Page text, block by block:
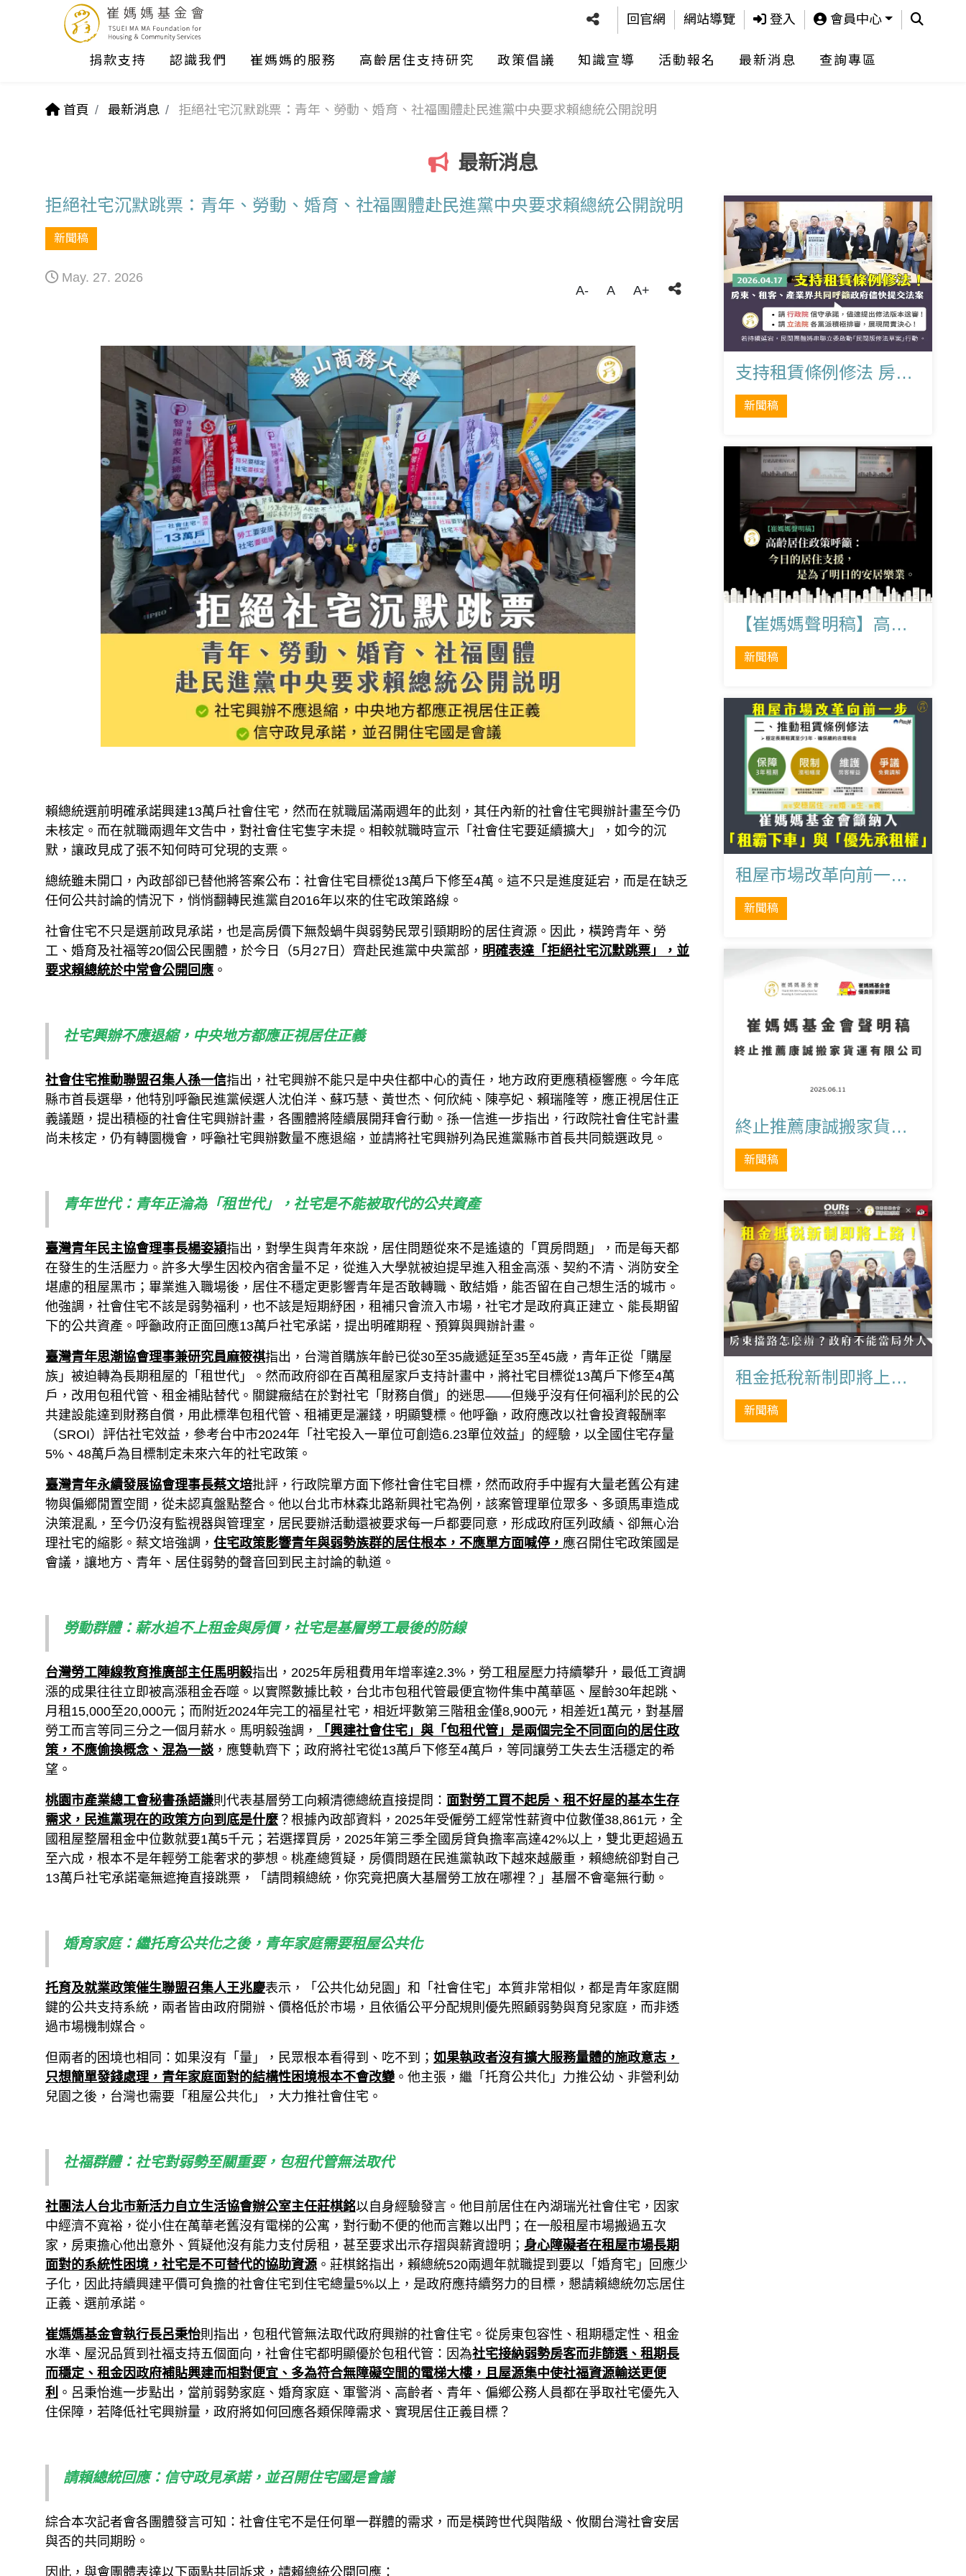
回官網 網站導覽 登入 會員中心 查詢
捐款支持 認識我們 崔媽媽的服務 高齡居住支持研究 政策倡議 知識宣導 活動報名 最新消息 查詢專區
首頁 最新消息 拒絕社宅沉默跳票：青年、勞動、婚育、社福團體赴民進黨中央要求賴總統公開說明
最新消息
拒絕社宅沉默跳票：青年、勞動、婚育、社福團體赴民進黨中央要求賴總統公開說明
新聞稿
May. 27. 2026
A-
A A+
賴總統選前明確承諾興建13萬戶社會住宅，然而在就職屆滿兩週年的此刻，其任內新的社會住宅興辦計畫至今仍
未核定。而在就職兩週年文告中，對社會住宅隻字未提。相較就職時宣示「社會住宅要延續擴大」，如今的沉
默，讓政見成了張不知何時可兌現的支票。
總統雖未開口，內政部卻已替他將答案公布：社會住宅目標從13萬戶下修至4萬。這不只是進度延宕，而是在缺乏
任何公共討論的情況下，悄悄翻轉民進黨自2016年以來的住宅政策路線。
社會住宅不只是選前政見承諾，也是高房價下無殼蝸牛與弱勢民眾引頸期盼的居住資源。因此，橫跨青年、勞
工、婚育及社福等20個公民團體，於今日（5月27日）齊赴民進黨中央黨部， 明確表達「拒絕社宅沉默跳票」，並
要求賴總統於中常會公開回應 。
社宅興辦不應退縮，中央地方都應正視居住正義
社會住宅推動聯盟召集人孫一信指出，社宅興辦不能只是中央住都中心的責任，地方政府更應積極響應。今年底
縣市首長選舉，他特別呼籲民進黨候選人沈伯洋、蘇巧慧、黃世杰、何欣純、陳亭妃、賴瑞隆等，應正視居住正
義議題，提出積極的社會住宅興辦計畫，各團體將陸續展開拜會行動。孫一信進一步指出，行政院社會住宅計畫
尚未核定，仍有轉圜機會，呼籲社宅興辦數量不應退縮，並請將社宅興辦列為民進黨縣市首長共同競選政見。
青年世代：青年正淪為「租世代」，社宅是不能被取代的公共資產
臺灣青年民主協會理事長楊姿潁指出，對學生與青年來說，居住問題從來不是遙遠的「買房問題」，而是每天都
在發生的生活壓力。許多大學生因校內宿舍量不足，從進入大學就被迫提早進入租金高漲、契約不清、消防安全
堪慮的租屋黑市；畢業進入職場後，居住不穩定更影響青年是否敢轉職、敢結婚，能否留在自己想生活的城市。
他強調，社會住宅不該是弱勢福利，也不該是短期紓困，租補只會流入市場，社宅才是政府真正建立、能長期留
下的公共資產。呼籲政府正面回應13萬戶社宅承諾，提出明確期程、預算與興辦計畫。
臺灣青年思潮協會理事兼研究員麻筱祺指出，台灣首購族年齡已從30至35歲遞延至35至45歲，青年正從「購屋
族」被迫轉為長期租屋的「租世代」。然而政府卻在百萬租屋家戶支持計畫中，將社宅目標從13萬戶下修至4萬
戶，改用包租代管、租金補貼替代。關鍵癥結在於對社宅「財務自償」的迷思——但幾乎沒有任何福利於民的公
共建設能達到財務自償，用此標準包租代管、租補更是灑錢，明顯雙標。他呼籲，政府應改以社會投資報酬率
（SROI）評估社宅效益，參考台中市2024年「社宅投入一單位可創造6.23單位效益」的經驗，以全國住宅存量
5%、48萬戶為目標制定未來六年的社宅政策。
臺灣青年永續發展協會理事長蔡文培批評，行政院單方面下修社會住宅目標，然而政府手中握有大量老舊公有建
物與偏鄉閒置空間，從未認真盤點整合。他以台北市林森北路新興社宅為例，該案管理單位眾多、多頭馬車造成
決策混亂，至今仍沒有監視器與管理室，居民要辦活動還被要求每一戶都要同意，形成政府匡列政績、卻無心治
理社宅的縮影。蔡文培強調， 住宅政策影響青年與弱勢族群的居住根本，不應單方面喊停， 應召開住宅政策國是
會議，讓地方、青年、居住弱勢的聲音回到民主討論的軌道。
勞動群體：薪水追不上租金與房價，社宅是基層勞工最後的防線
台灣勞工陣線教育推廣部主任馬明毅指出，2025年房租費用年增率達2.3%，勞工租屋壓力持續攀升，最低工資調
漲的成果往往立即被高漲租金吞噬。以實際數據比較，台北市包租代管最便宜物件集中萬華區、屋齡30年起跳、
月租15,000至20,000元；而附近2024年完工的福星社宅，相近坪數第三階租金僅8,900元，相差近1萬元，對基層
勞工而言等同三分之一個月薪水。馬明毅強調，
「興建社會住宅」與「包租代管」是兩個完全不同面向的居住政
策，不應偷換概念、混為一談 ，應雙軌齊下；政府將社宅從13萬戶下修至4萬戶，等同讓勞工失去生活穩定的希
望。
桃園市產業總工會秘書孫語謙則代表基層勞工向賴清德總統直接提問： 面對勞工買不起房、租不好屋的基本生存
需求，民進黨現在的政策方向到底是什麼 ？根據內政部資料，2025年受僱勞工經常性薪資中位數僅38,861元，全
國租屋整層租金中位數就要1萬5千元；若選擇買房，2025年第三季全國房貸負擔率高達42%以上，雙北更超過五
至六成，根本不是年輕勞工能奢求的夢想。桃產總質疑，房價問題在民進黨執政下越來越嚴重，賴總統卻對自己
13萬戶社宅承諾毫無遮掩直接跳票，「請問賴總統，你究竟把廣大基層勞工放在哪裡？」基層不會毫無行動。
婚育家庭：繼托育公共化之後，青年家庭需要租屋公共化
托育及就業政策催生聯盟召集人王兆慶表示，「公共化幼兒園」和「社會住宅」本質非常相似，都是青年家庭關
鍵的公共支持系統，兩者皆由政府開辦、價格低於市場，且依循公平分配規則優先照顧弱勢與育兒家庭，而非透
過市場機制媒合。
但兩者的困境也相同：如果沒有「量」，民眾根本看得到、吃不到； 如果執政者沒有擴大服務量體的施政意志，
只想簡單發錢處理，青年家庭面對的結構性困境根本不會改變 。他主張，繼「托育公共化」力推公幼、非營利幼
兒園之後，台灣也需要「租屋公共化」，大力推社會住宅。
社福群體：社宅對弱勢至關重要，包租代管無法取代
社團法人台北市新活力自立生活協會辦公室主任莊棋銘以自身經驗發言。他目前居住在內湖瑞光社會住宅，因家
中經濟不寬裕，從小住在萬華老舊沒有電梯的公寓，對行動不便的他而言難以出門；在一般租屋市場搬過五次
家，房東擔心他出意外、質疑他沒有能力支付房租，甚至要求出示存摺與薪資證明； 身心障礙者在租屋市場長期
面對的系統性困境，社宅是不可替代的協助資源 。莊棋銘指出，賴總統520兩週年就職提到要以「婚育宅」回應少
子化，因此持續興建平價可負擔的社會住宅到住宅總量5%以上，是政府應持續努力的目標，懇請賴總統勿忘居住
正義、選前承諾。
崔媽媽基金會執行長呂秉怡則指出，包租代管無法取代政府興辦的社會住宅。從房東包容性、租期穩定性、租金
水準、屋況品質到社福支持五個面向，社會住宅都明顯優於包租代管：因為社宅接納弱勢房客而非篩選、租期長
而穩定、租金因政府補貼興建而相對便宜、多為符合無障礙空間的電梯大樓，且屋源集中使社福資源輸送更便
利 。呂秉怡進一步點出，當前弱勢家庭、婚育家庭、軍警消、高齡者、青年、偏鄉公務人員都在爭取社宅優先入
住保障，若降低社宅興辦量，政府將如何回應各類保障需求、實現居住正義目標？
請賴總統回應：信守政見承諾，並召開住宅國是會議
綜合本次記者會各團體發言可知：社會住宅不是任何單一群體的需求，而是橫跨世代與階級、攸關台灣社會安居
與否的共同期盼。
因此，與會團體表達以下兩點共同訴求，請賴總統公開回應：
支持租賃條例修法 房東、租客、產業界共同呼籲政府儘快提交法案
新聞稿
【崔媽媽聲明稿】高齡居住政策呼籲：今日的居住支援，是為了明日的安居樂業
新聞稿
租屋市場改革向前一步，崔媽媽籲納入「租霸下車」與「優先承租權」
新聞稿
終止推薦康誠搬家貨運有限公司
新聞稿
租金抵稅新制即將上路！ 房東擋路怎麼辦？政府不能當局外人
新聞稿